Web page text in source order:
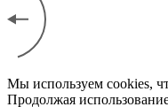
Мы используем cookies,
Продолжая